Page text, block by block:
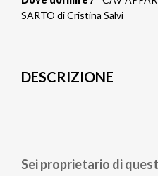
Briciole
pane
SARTO di Cristina Salvi
DESCRIZIONE
Sei proprietario di